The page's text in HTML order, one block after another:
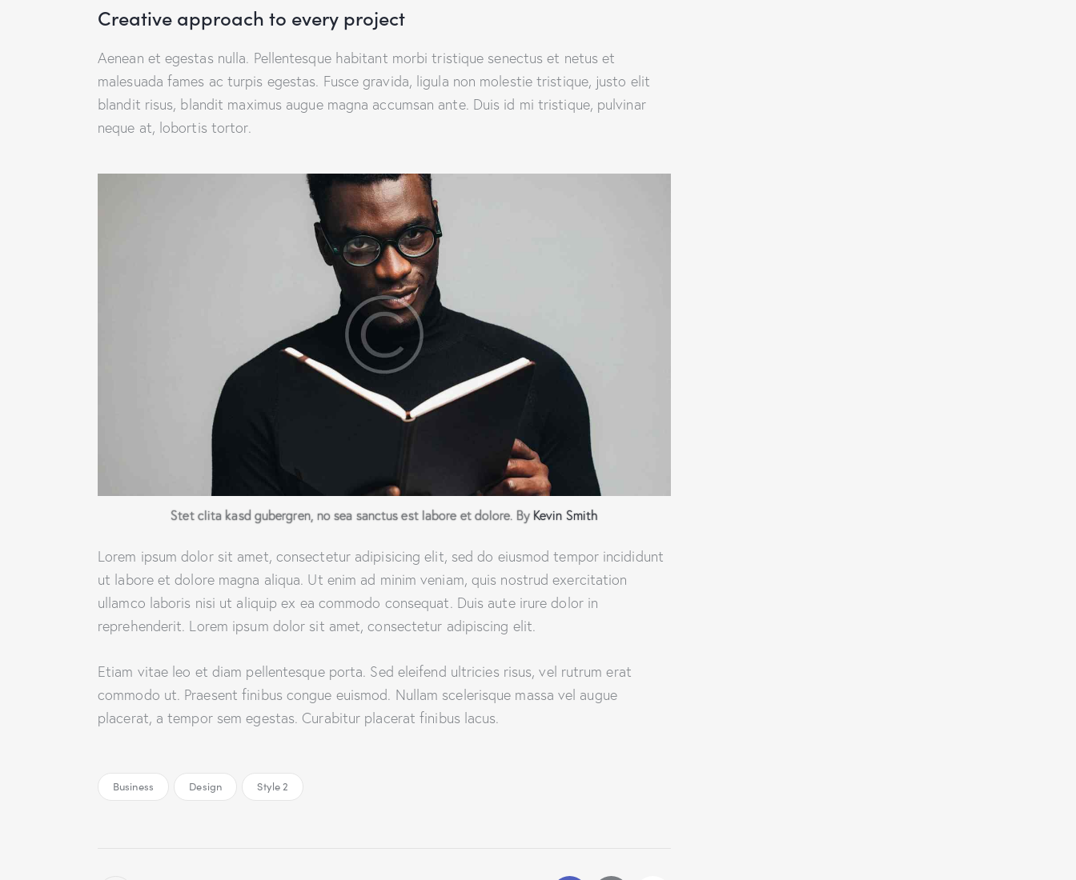
Creative approach to every project
Aenean et egestas nulla. Pellentesque habitant morbi tristique senectus et netus et
malesuada fames ac turpis egestas. Fusce gravida, ligula non molestie tristique, justo elit
blandit risus, blandit maximus augue magna accumsan ante. Duis id mi tristique, pulvinar
neque at, lobortis tortor.
Stet clita kasd gubergren, no sea sanctus est labore et dolore. By Kevin Smith
Lorem ipsum dolor sit amet, consectetur adipisicing elit, sed do eiusmod tempor incididunt
ut labore et dolore magna aliqua. Ut enim ad minim veniam, quis nostrud exercitation
ullamco laboris nisi ut aliquip ex ea commodo consequat. Duis aute irure dolor in
reprehenderit. Lorem ipsum dolor sit amet, consectetur adipiscing elit.
Etiam vitae leo et diam pellentesque porta. Sed eleifend ultricies risus, vel rutrum erat
commodo ut. Praesent finibus congue euismod. Nullam scelerisque massa vel augue
placerat, a tempor sem egestas. Curabitur placerat finibus lacus.
Business Design Style 2